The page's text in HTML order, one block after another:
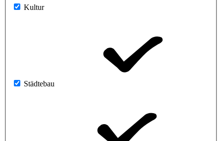
Kultur
Städtebau